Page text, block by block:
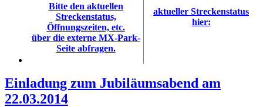
Bitte den aktuellen
Streckenstatus,
Öffnungszeiten, etc.
über die externe MX-Park-
Seite abfragen.
aktueller Streckenstatus
hier:
Einladung zum Jubiläumsabend am
22.03.2014